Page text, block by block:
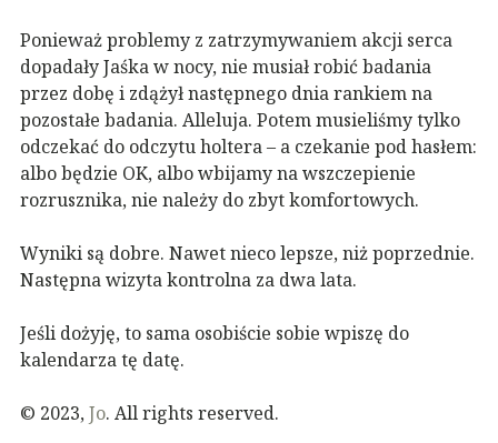
Ponieważ problemy z zatrzymywaniem akcji serca
dopadały Jaśka w nocy, nie musiał robić badania
przez dobę i zdążył następnego dnia rankiem na
pozostałe badania. Alleluja. Potem musieliśmy tylko
odczekać do odczytu holtera – a czekanie pod hasłem:
albo będzie OK, albo wbijamy na wszczepienie
rozrusznika, nie należy do zbyt komfortowych.
Wyniki są dobre. Nawet nieco lepsze, niż poprzednie.
Następna wizyta kontrolna za dwa lata.
Jeśli dożyję, to sama osobiście sobie wpiszę do
kalendarza tę datę.
© 2023,Jo. All rights reserved.